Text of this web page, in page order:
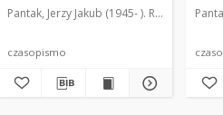
Pantak, Jerzy Jakub (1945- ). Red.
czasopismo